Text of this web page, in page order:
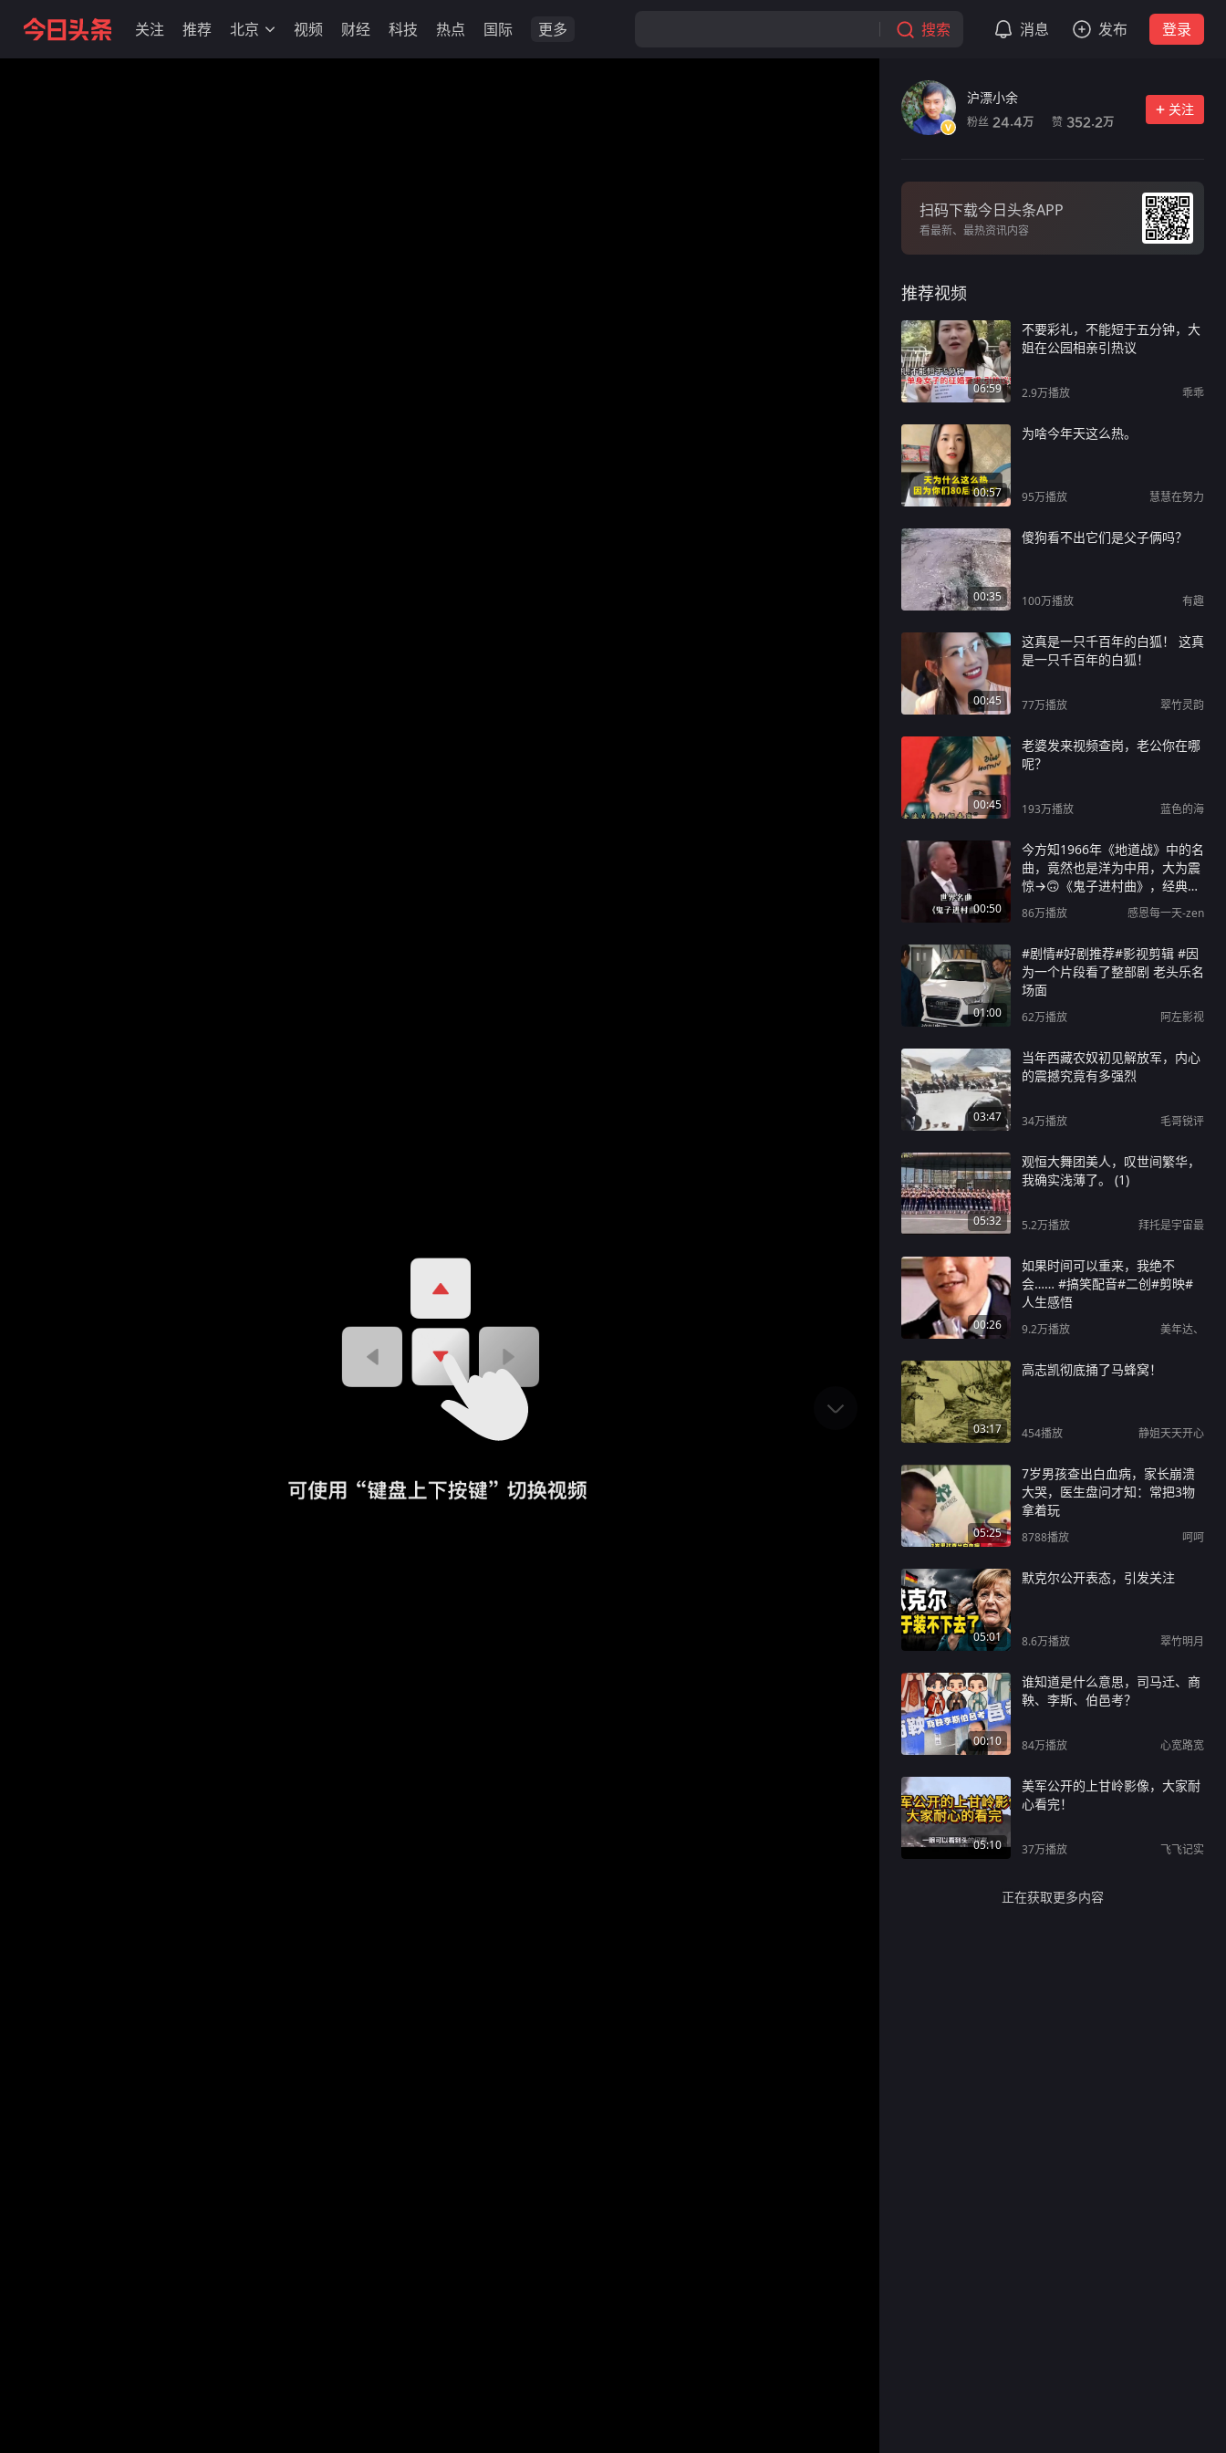
关注 推荐 北京 视频 财经 科技 热点 国际 更多 搜索 消息 发布 登录
沪漂小余
粉丝 24.4万 赞 352.2万
关注
扫码下载今日头条APP
看最新、最热资讯内容
推荐视频
06:59
不要彩礼，不能短于五分钟，大
姐在公园相亲引热议
2.9万播放 乖乖
00:57
为啥今年天这么热。
95万播放 慧慧在努力
00:35
傻狗看不出它们是父子俩吗？
100万播放 有趣
00:45
这真是一只千百年的白狐！ 这真
是一只千百年的白狐！
77万播放 翠竹灵韵
00:45
老婆发来视频查岗，老公你在哪
呢？
193万播放 蓝色的海
00:50
今方知1966年《地道战》中的名
曲，竟然也是洋为中用，大为震
惊→🙃《鬼子进村曲》，经典名
曲震撼人心！
86万播放 感恩每一天-zen
01:00
#剧情#好剧推荐#影视剪辑 #因
为一个片段看了整部剧 老头乐名
场面
62万播放 阿左影视
03:47
当年西藏农奴初见解放军，内心
的震撼究竟有多强烈
34万播放 毛哥锐评
05:32
观恒大舞团美人，叹世间繁华，
我确实浅薄了。 (1)
5.2万播放 拜托是宇宙最
00:26
如果时间可以重来，我绝不
会…… #搞笑配音#二创#剪映#
人生感悟
9.2万播放 美年达、
03:17
高志凯彻底捅了马蜂窝！
454播放 静姐天天开心
05:25
7岁男孩查出白血病，家长崩溃
大哭，医生盘问才知：常把3物
拿着玩
8788播放 呵呵
05:01
默克尔公开表态，引发关注
8.6万播放 翠竹明月
00:10
谁知道是什么意思，司马迁、商
鞅、李斯、伯邑考？
84万播放 心宽路宽
05:10
美军公开的上甘岭影像，大家耐
心看完！
37万播放 飞飞记实
正在获取更多内容